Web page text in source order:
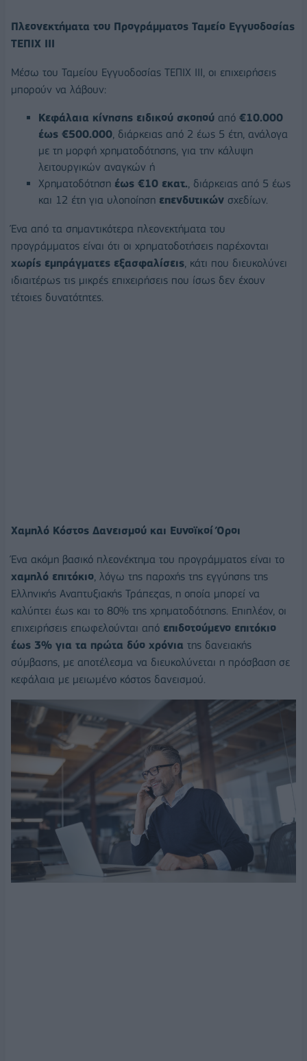
Πλεονεκτήματα του Προγράμματος Ταμείο Εγγυοδοσίας
ΤΕΠΙΧ ΙΙΙ
Μέσω του Ταμείου Εγγυοδοσίας ΤΕΠΙΧ ΙΙΙ, οι επιχειρήσεις
μπορούν να λάβουν:
Κεφάλαια κίνησης ειδικού σκοπού από €10.000
έως €500.000 , διάρκειας από 2 έως 5 έτη, ανάλογα
με τη μορφή χρηματοδότησης, για την κάλυψη
λειτουργικών αναγκών ή
Χρηματοδότηση έως €10 εκατ. , διάρκειας από 5 έως
και 12 έτη για υλοποίηση επενδυτικών σχεδίων.
Ένα από τα σημαντικότερα πλεονεκτήματα του
προγράμματος είναι ότι οι χρηματοδοτήσεις παρέχονται
χωρίς εμπράγματες εξασφαλίσεις , κάτι που διευκολύνει
ιδιαιτέρως τις μικρές επιχειρήσεις που ίσως δεν έχουν
τέτοιες δυνατότητες.
Χαμηλό Κόστος Δανεισμού και Ευνοϊκοί Όροι
Ένα ακόμη βασικό πλεονέκτημα του προγράμματος είναι το
χαμηλό επιτόκιο, λόγω της παροχής της εγγύησης της
Ελληνικής Αναπτυξιακής Τράπεζας, η οποία μπορεί να
καλύπτει έως και το 80% της χρηματοδότησης. Επιπλέον, οι
επιχειρήσεις επωφελούνται από επιδοτούμενο επιτόκιο
έως 3% για τα πρώτα δύο χρόνια της δανειακής
σύμβασης, με αποτέλεσμα να διευκολύνεται η πρόσβαση σε
κεφάλαια με μειωμένο κόστος δανεισμού.